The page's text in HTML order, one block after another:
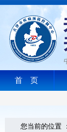
首 页
您当前的位置